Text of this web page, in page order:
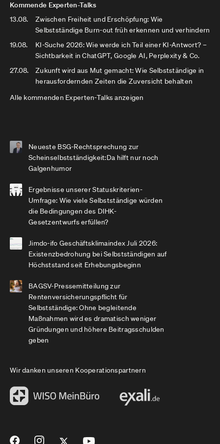
Kommende Experten-Talks
13.08.
Zwischen Freiheit und Erschöpfung: Wie
Selbstständige Burn-out früh erkennen und verhindern
19.08.
KI-Suche 2026: Wie werde ich Teil einer KI-Antwort? –
Sichtbarkeit in ChatGPT, Google AI, Perplexity & Co.
27.08.
Zukunft wird aus Mut gemacht: Wie Selbstständige in
herausfordernden Zeiten die Zuversicht behalten
Alle kommenden Experten-Talks anzeigen
Neueste BSG-Rechtsprechung zur
Scheinselbstständigkeit:Da hilft nur noch
Galgenhumor
Ergebnisse unserer Statuskriterien-
Umfrage: Wie viele Selbstständige würden
die Bedingungen des DIHK-
Gesetzentwurfs erfüllen?
Jimdo-ifo Geschäftsklimaindex Juli 2026:
Existenzbedrohung bei Selbstständigen auf
Höchststand seit Erhebungsbeginn
BAGSV-Pressemitteilung zur
Rentenversicherungspflicht für
Selbstständige: Ohne begleitende
Maßnahmen wird es dramatisch weniger
Gründungen und höhere Beitragsschulden
geben
Wir danken unseren Kooperationspartnern